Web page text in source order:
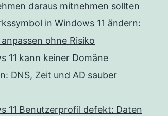
daraus mitnehmen sollten
in Windows 11 ändern:
ohne Risiko
11 kann keiner Domäne
DNS, Zeit und AD sauber
11 Benutzerprofil defekt: Daten